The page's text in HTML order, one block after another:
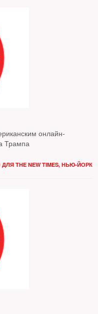
онлайн-
Трампа
THE NEW TIMES, НЬЮ-ЙОРК